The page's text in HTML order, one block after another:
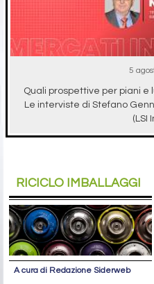
5
Quali prospettive per piani
Le interviste di Stefano
(LSI
RICICLO IMBALLAGGI
A cura di Redazione Siderweb